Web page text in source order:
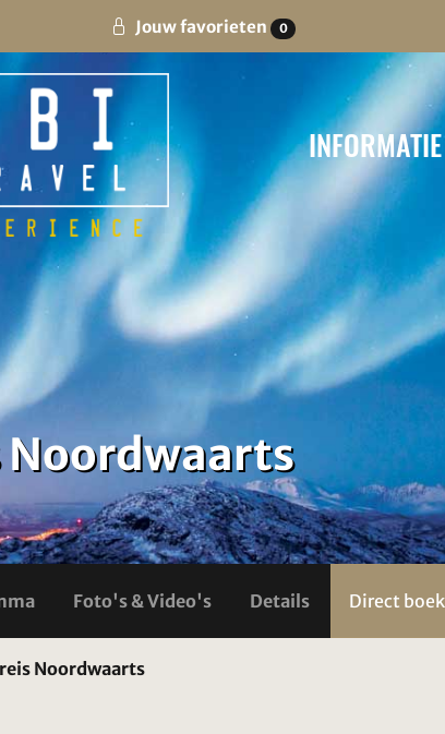
Jouw favorieten 0
INFORMATIE
Foto's & Video's Details Direct
Noordwaarts